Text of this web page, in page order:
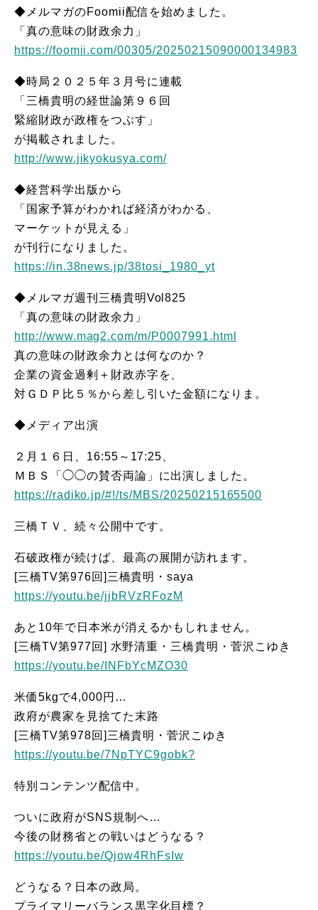
◆メルマガのFoomii配信を始めました。
「真の意味の財政余力」
https://foomii.com/00305/20250215090000134983
◆時局２０２５年３月号に連載
「三橋貴明の経世論第９６回
緊縮財政が政権をつぶす」
が掲載されました。
http://www.jikyokusya.com/
◆経営科学出版から
「国家予算がわかれば経済がわかる、
マーケットが見える」
が刊行になりました。
https://in.38news.jp/38tosi_1980_yt
◆メルマガ週刊三橋貴明Vol825
「真の意味の財政余力」
http://www.mag2.com/m/P0007991.html
真の意味の財政余力とは何なのか？
企業の資金過剰＋財政赤字を、
対ＧＤＰ比５％から差し引いた金額になりま。
◆メディア出演
２月１６日、16:55～17:25、
ＭＢＳ「◯◯の賛否両論」に出演しました。
https://radiko.jp/#!/ts/MBS/20250215165500
三橋ＴＶ、続々公開中です。
石破政権が続けば、最高の展開が訪れます。
[三橋TV第976回]三橋貴明・saya
https://youtu.be/jjbRVzRFozM
あと10年で日本米が消えるかもしれません。
[三橋TV第977回] 水野清重・三橋貴明・菅沢こゆき
https://youtu.be/INFbYcMZO30
米価5kgで4,000円…
政府が農家を見捨てた末路
[三橋TV第978回]三橋貴明・菅沢こゆき
https://youtu.be/7NpTYC9gobk?
特別コンテンツ配信中。
ついに政府がSNS規制へ…
今後の財務省との戦いはどうなる？
https://youtu.be/Qjow4RhFsIw
どうなる？日本の政局。
プライマリーバランス黒字化目標？